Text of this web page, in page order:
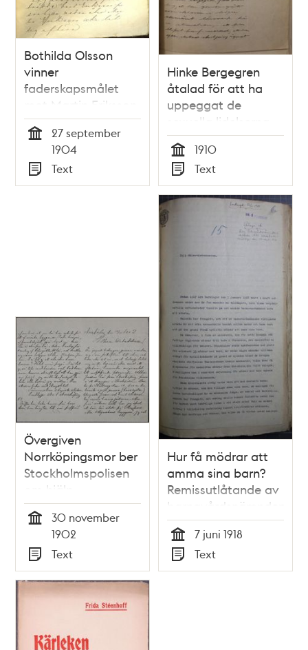
Bothilda Olsson
vinner
faderskapsmålet
mot Martin Eriksson
27 september
1904
Typ
Text
Hinke Bergegren
åtalad för att ha
uppeggat de
sexuella lidelserna -
hela
rättegångsmaterialet
1910
Tid
1910
Typ
Text
Övergiven
Norrköpingsmor ber
Stockholmspolisen
om hjälp
30 november
1902
Typ
Text
Hur få mödrar att
amma sina barn?
Remissutlåtande av
barnavårdsnämnden
1918
Tid
7 juni 1918
Typ
Text